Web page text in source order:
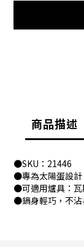
商品描述
●SKU：21446
●專為太陽蛋設計
●可適用爐具：瓦
●鍋身輕巧，不沾